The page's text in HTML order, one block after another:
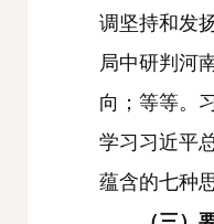
调坚持和发
局中研判河
向；等等。
学习习近平
蕴含的七种